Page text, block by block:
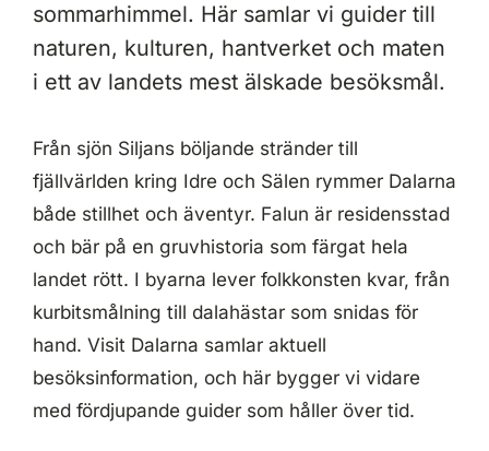
sommarhimmel. Här samlar vi guider till
naturen, kulturen, hantverket och maten
i ett av landets mest älskade besöksmål.
Från sjön Siljans böljande stränder till
fjällvärlden kring Idre och Sälen rymmer Dalarna
både stillhet och äventyr. Falun är residensstad
och bär på en gruvhistoria som färgat hela
landet rött. I byarna lever folkkonsten kvar, från
kurbitsmålning till dalahästar som snidas för
hand. Visit Dalarna samlar aktuell
besöksinformation, och här bygger vi vidare
med fördjupande guider som håller över tid.